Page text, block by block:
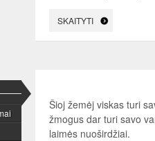
SKAITYTI
Šioj žemėj viskas turi
žmogus dar turi savo
laimės nuoširdžiai.